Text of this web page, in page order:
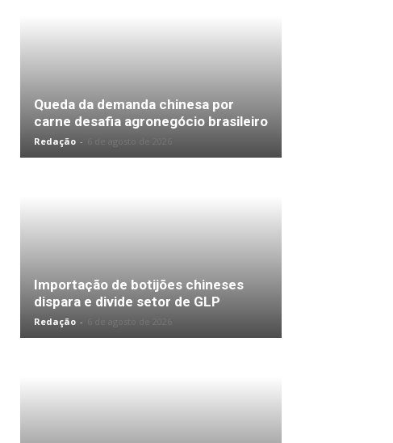
Queda da demanda chinesa por
carne desafia agronegócio brasileiro
Redação -
Importação de botijões chineses
dispara e divide setor de GLP
Redação -